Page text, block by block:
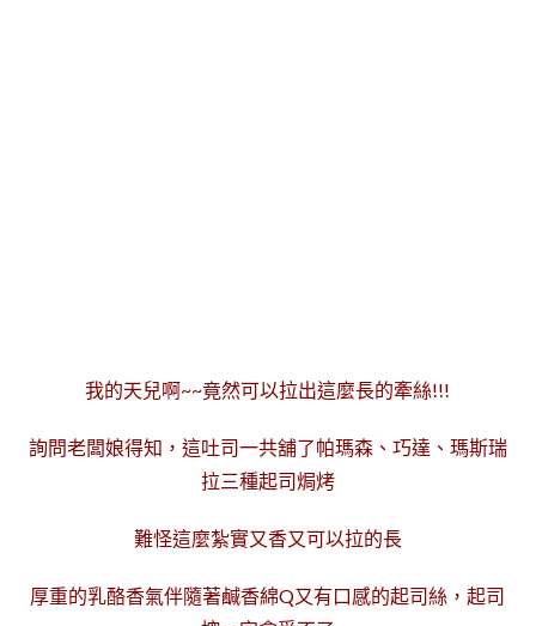
我的天兒啊~~竟然可以拉出這麼長的牽絲!!!
詢問老闆娘得知，這吐司一共舖了帕瑪森、巧達、瑪斯瑞
拉三種起司焗烤
難怪這麼紮實又香又可以拉的長
厚重的乳酪香氣伴隨著鹹香綿Q又有口感的起司絲，起司